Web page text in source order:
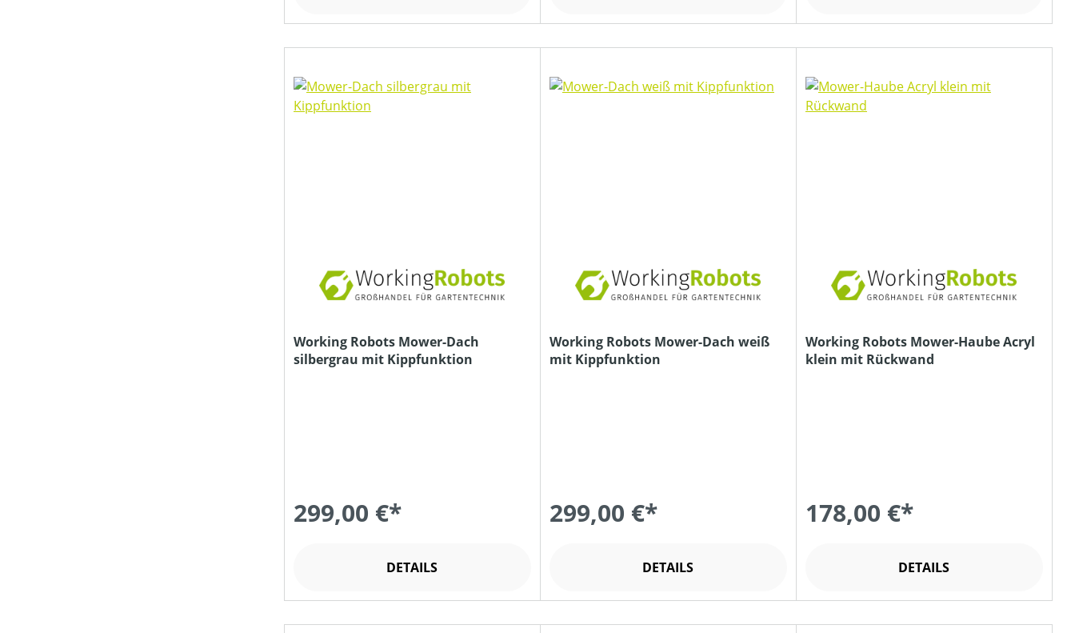
Working Robots Mower-Dach
silbergrau mit Kippfunktion
299,00 €*
DETAILS
Working Robots Mower-Dach weiß
mit Kippfunktion
299,00 €*
DETAILS
Working Robots Mower-Haube Acryl
klein mit Rückwand
178,00 €*
DETAILS